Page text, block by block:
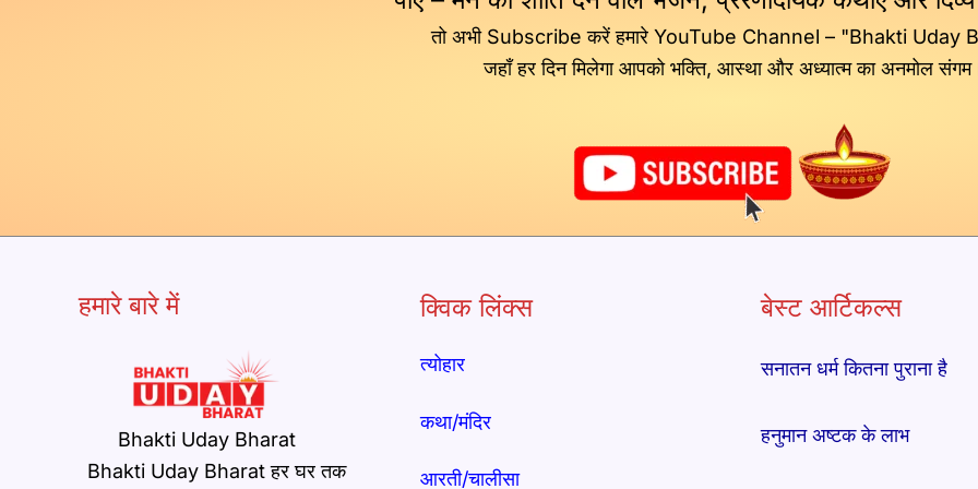
तो अभी Subscribe करें हमारे YouTube Channel – "Bhakti Uday
जहाँ हर दिन मिलेगा आपको भक्ति, आस्था और अध्यात्म का अनमोल
हमारे बारे में
Bhakti Uday Bharat
Bhakti Uday Bharat हर घर तक
क्विक लिंक्स
त्योहार
कथा/मंदिर
आरती/चालीसा
बेस्ट आर्टिकल्स
सनातन धर्म कितना पुराना है
हनुमान अष्टक के लाभ